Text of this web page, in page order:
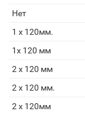
Нет
1 x 120мм.
1x 120 мм
2 x 120 мм
2 x 120 мм.
2 x 120мм